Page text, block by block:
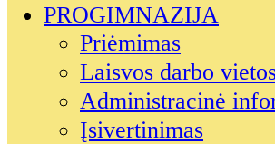
PROGIMNAZIJA
Priėmimas
Laisvos darbo
Administracinė
Įsivertinimas